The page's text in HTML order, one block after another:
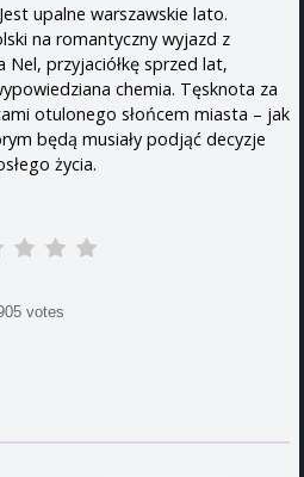
Jest upalne warszawskie lato.
na romantyczny wyjazd z
Nel, przyjaciółkę sprzed lat,
chemia. Tęsknota za
otulonego słońcem miasta – jak
będą musiały podjąć decyzje
życia.
votes